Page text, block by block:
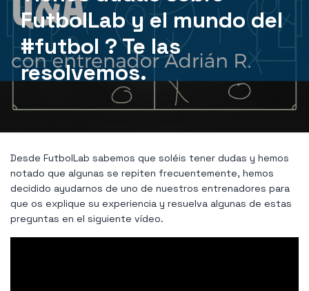
FutbolLab y el mundo del
#futbol ? Te las
resolvemos.
Desde FutbolLab sabemos que soléis tener dudas y hemos
notado que algunas se repiten frecuentemente, hemos
decidido ayudarnos de uno de nuestros entrenadores para
que os explique su experiencia y resuelva algunas de estas
preguntas en el siguiente vídeo.